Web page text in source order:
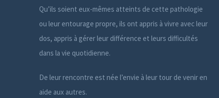
Qu’ils soient eux-mêmes atteints de cette pathologie
ou leur entourage propre, ils ont appris à vivre avec leur
dos, appris à gérer leur différence et leurs difficultés
dans la vie quotidienne.
De leur rencontre est née l’envie à leur tour de venir en
aide aux autres.